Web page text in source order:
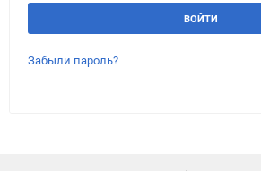
Забыли пароль?